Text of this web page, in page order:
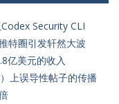
Security CLI
特圈引发轩然大波
亿美元的收入
上误导性帖子的传播